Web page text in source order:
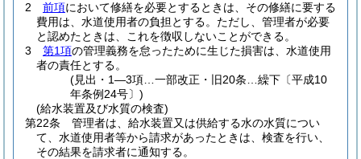
2
前項において修繕を必要とするときは、その修繕に要する
費用は、水道使用者の負担とする。 ただし、管理者が必要
と認めたときは、これを徴収しないことができる。
3
第1項の管理義務を怠ったために生じた損害は、水道使用
者の責任とする。
(見出・1―3項…一部改正・旧20条…繰下〔平成10
年条例24号〕)
(給水装置及び水質の検査)
第22条
管理者は、給水装置又は供給する水の水質につい
て、水道使用者等から請求があったときは、検査を行い、
その結果を請求者に通知する。